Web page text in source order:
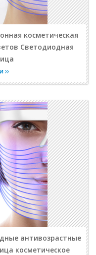
косметическая
Светодиодная
антивозрастные
косметическое